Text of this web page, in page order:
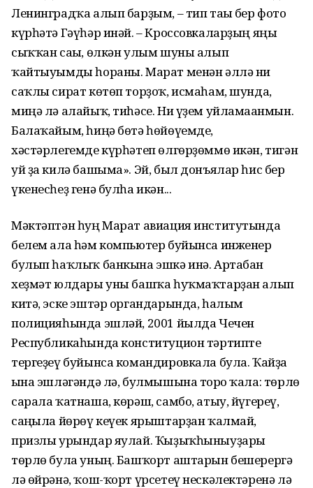
Ленинградҡа алып барҙым, – тип тағы бер фото
күрһәтә Гәүһәр инәй. – Кроссовкаларҙың яңы
сыҡҡан сағы, өлкән улым шуны алып
ҡайтыуымды һораны. Марат менән әллә ни
саҡлы сират көтөп торҙоҡ, исмаһам, шунда,
миңә лә алайыҡ, тиһәсе. Ни үҙем уйламағанмын.
Балаҡайым, һиңә бөтә һөйөүемде,
хәстәрлегемде күрһәтеп өлгөрҙөммө икән, тигән
уй ҙа килә башыма». Эй, был донъялар һис бер
үкенесһеҙ генә булһа икән...
Мәктәптән һуң Марат авиация институтында
белем ала һәм компьютер буйынса инженер
булып һаҡлыҡ банкына эшкә инә. Артабан
хеҙмәт юлдары уны башҡа һуҡмаҡтарҙан алып
китә, эске эштәр органдарында, һалым
полицияһында эшләй, 2001 йылда Чечен
Республикаһында конституцион тәртипте
тергеҙеү буйынса командировкала була. Ҡайҙа
ғына эшләгәндә лә, булмышына тоғро ҡала: төрлө
сарала ҡатнаша, көрәш, самбо, атыу, йүгереү,
саңғыла йөрөү кеүек ярыштарҙан ҡалмай,
призлы урындар яулай. Ҡыҙыҡһыныуҙары
төрлө була уның. Башҡорт аштарын бешерергә
лә өйрәнә, ҡош-ҡорт үрсетеү нескәлектәренә лә